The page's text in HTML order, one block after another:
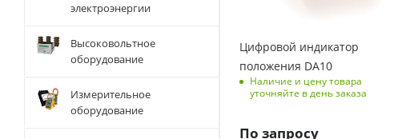
Цифровой индикатор
положения DA10
Наличие и цену товара
уточняйте в день заказа
По запросу
электроэнергии
Высоковольтное
оборудование
Измерительное
оборудование